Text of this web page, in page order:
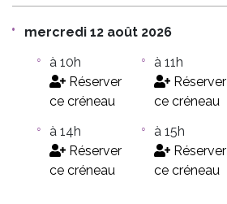
mercredi 12 août 2026
à 10h
Réserver
ce créneau
à 11h
Réserver
ce créneau
à 14h
Réserver
ce créneau
à 15h
Réserver
ce créneau